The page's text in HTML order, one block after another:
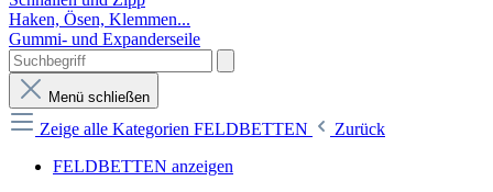
Haken, Ösen, Klemmen...
Gummi- und Expanderseile
Menü schließen
Zeige alle Kategorien FELDBETTEN
Zurück
FELDBETTEN anzeigen